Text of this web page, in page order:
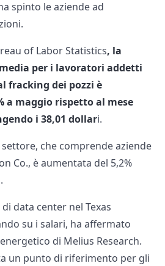
spinto le aziende ad
of Labor Statistics, la
per i lavoratori addetti
fracking dei pozzi è
a maggio rispetto al mese
i 38,01 dollari.
che comprende aziende
Co., è aumentata del 5,2%
data center nel Texas
su i salari, ha affermato
di Melius Research.
un punto di riferimento per gli